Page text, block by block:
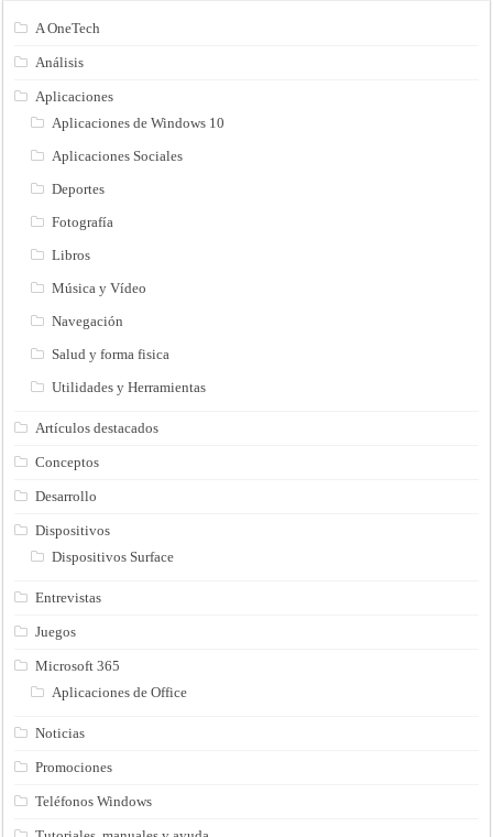
A OneTech
Análisis
Aplicaciones
Aplicaciones de Windows 10
Aplicaciones Sociales
Deportes
Fotografía
Libros
Música y Vídeo
Navegación
Salud y forma fisica
Utilidades y Herramientas
Artículos destacados
Conceptos
Desarrollo
Dispositivos
Dispositivos Surface
Entrevistas
Juegos
Microsoft 365
Aplicaciones de Office
Noticias
Promociones
Teléfonos Windows